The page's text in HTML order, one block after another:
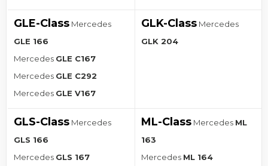
GLE-Class Mercedes
GLE 166
Mercedes GLE C167
Mercedes GLE C292
Mercedes GLE V167
GLK-Class Mercedes
GLK 204
GLS-Class Mercedes
GLS 166
Mercedes GLS 167
ML-Class Mercedes ML
163
Mercedes ML 164